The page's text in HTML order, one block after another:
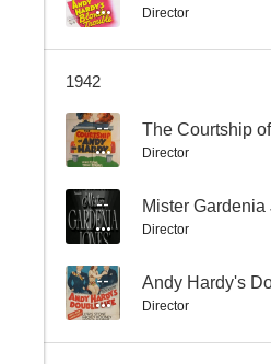
Andy Hardy's Private Secretary
Director
1942
-- The Courtship
Director
-- Mister Gardenia
Director
-- Andy Hardy's
Director